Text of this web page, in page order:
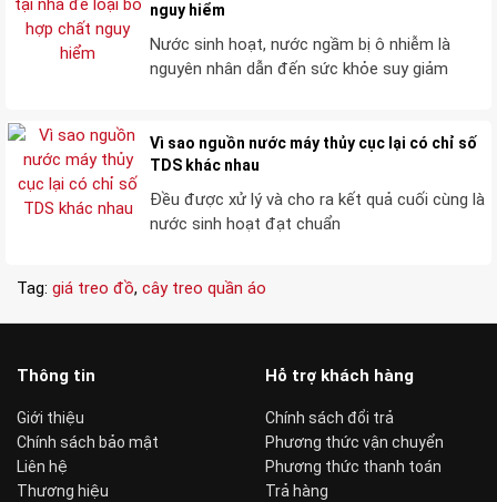
nguy hiểm
Nước sinh hoạt, nước ngầm bị ô nhiễm là
nguyên nhân dẫn đến sức khỏe suy giảm
Vì sao nguồn nước máy thủy cục lại có chỉ số
TDS khác nhau
Đều được xử lý và cho ra kết quả cuối cùng là
nước sinh hoạt đạt chuẩn
Tag: giá treo đồ, cây treo quần áo
Thông tin
Giới thiệu
Chính sách bảo mật
Liên hệ
Thương hiệu
Hỗ trợ khách hàng
Chính sách đổi trả
Phương thức vận chuyển
Phương thức thanh toán
Trả hàng